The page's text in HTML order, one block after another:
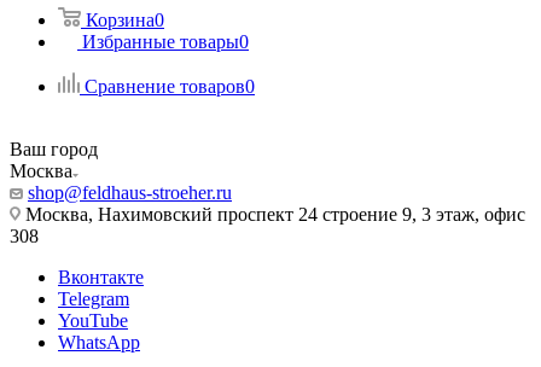
Корзина0
Избранные товары0
Сравнение товаров0
Ваш город
Москва
shop@feldhaus-stroeher.ru
Москва, Нахимовский проспект 24 строение 9, 3 этаж, офис
308
Вконтакте
Telegram
YouTube
WhatsApp